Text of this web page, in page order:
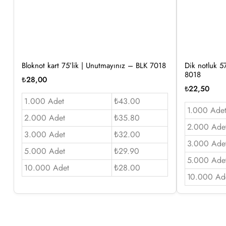
Bloknot kart 75’lik | Unutmayınız – BLK 7018
₺28,00
1.000 Adet
₺43.00
2.000 Adet
₺35.80
3.000 Adet
₺32.00
5.000 Adet
₺29.90
10.000 Adet
₺28.00
Dik notluk
8018
₺22,50
1.000 Adet
2.000
3.000
5.000
10.000